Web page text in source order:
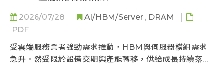
2026/07/28 AI/HBM/Server , DRAM
PDF
受雲端服務業者強勁需求推動，HBM與伺服器模組需求
急升。然受限於設備交期與產能轉移，供給成長持續落